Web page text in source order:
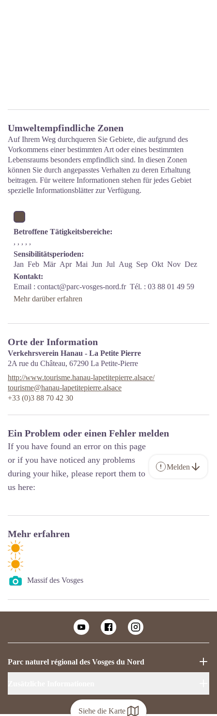
Siehe die Karte
Umweltempfindliche Zonen
Auf Ihrem Weg durchqueren Sie Gebiete, die aufgrund des
Vorkommens einer bestimmten Art oder eines bestimmten
Lebensraums besonders empfindlich sind. In diesen Zonen
können Sie durch angepasstes Verhalten zu deren Erhaltung
beitragen. Für weitere Informationen stehen für jedes Gebiet
spezielle Informationsblätter zur Verfügung.
Betroffene Tätigkeitsbereiche:
, , , , ,
Sensibilitätsperioden:
Jan Feb Mär Apr Mai Jun Jul Aug Sep Okt Nov Dez
Kontakt:
Email : contact@parc-vosges-nord.frTél. : 03 88 01 49 59
Mehr darüber erfahren
Orte der Information
Verkehrsverein Hanau - La Petite Pierre
2A rue du Château, 67290 La Petite-Pierre
http://www.tourisme.hanau-lapetitepierre.alsace/
tourisme@hanau-lapetitepierre.alsace
+33 (0)3 88 70 42 30
Ein Problem oder einen Fehler melden
If you have found an error on this page
or if you have noticed any problems
during your hike, please report them to
us here:
Melden
Mehr erfahren
Massif des Vosges
Parc naturel régional des Vosges du Nord